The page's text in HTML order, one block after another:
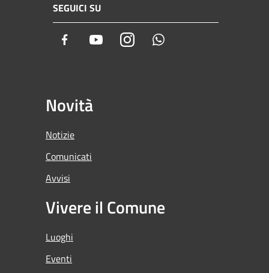
SEGUICI SU
Facebook YoutubeInstagram
Novità
Notizie
Comunicati
Avvisi
Vivere il Comune
Luoghi
Eventi